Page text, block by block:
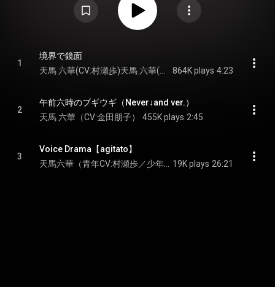
1
境界で鏡面
864K plays 4:23
2
午前六時のブギウギ（Never↓and ver.）
天馬 六華（CV:金田朋子）
455K plays 2:45
3
Voice Drama【agitato】
19K plays 26:21